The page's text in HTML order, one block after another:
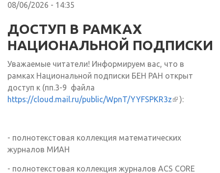
08/06/2026 - 14:35
ДОСТУП В РАМКАХ
НАЦИОНАЛЬНОЙ ПОДПИСКИ
Уважаемые читатели! Информируем вас, что в
рамках Национальной подписки БЕН РАН открыт
доступ к (пп.3-9 файла
https://cloud.mail.ru/public/WpnT/YYFSPKR3z(внешняя
):
- полнотекстовая коллекция математических
журналов МИАН
- полнотекстовая коллекция журналов ACS CORE